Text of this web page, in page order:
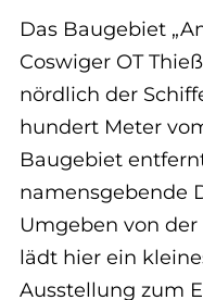
Das Baugebiet
Coswiger OT
nördlich der
hundert Meter
Baugebiet
namensgebende
Umgeben von
lädt hier ein
Ausstellung zum